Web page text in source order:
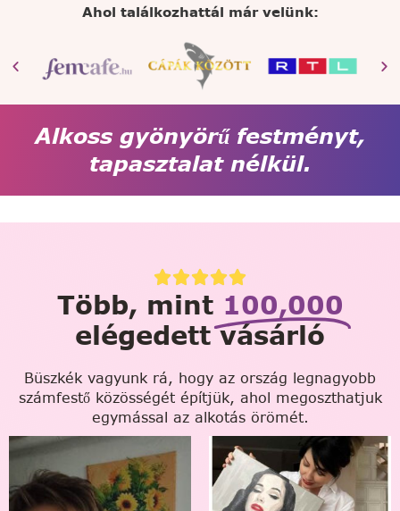
Ahol találkozhattál már velünk:
Alkoss gyönyörű festményt,
tapasztalat nélkül.
Több, mint 100,000
elégedett vásárló
Büszkék vagyunk rá, hogy az ország legnagyobb
számfestő közösségét építjük, ahol megoszthatjuk
egymással az alkotás örömét.